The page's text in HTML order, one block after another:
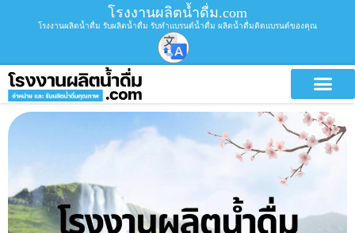
โรงงานผลิตน้ำดื่ม.com
โรงงานผลิตน้ำดื่ม รับผลิตน้ำดื่ม รับทำแบรนด์น้ำดื่ม ผลิตน้ำดื่มติดแบรนด์ของคุณ